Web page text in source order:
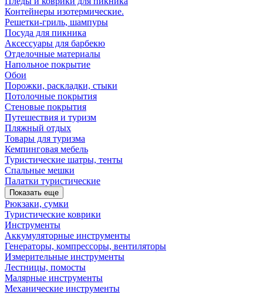
Контейнеры изотермические.
Решетки-гриль, шампуры
Посуда для пикника
Аксессуары для барбекю
Отделочные материалы
Напольное покрытие
Обои
Порожки, раскладки, стыки
Потолочные покрытия
Стеновые покрытия
Путешествия и туризм
Пляжный отдых
Товары для туризма
Кемпинговая мебель
Туристические шатры, тенты
Спальные мешки
Палатки туристические
Показать еще
Рюкзаки, сумки
Туристические коврики
Инструменты
Аккумуляторные инструменты
Генераторы, компрессоры, вентиляторы
Измерительные инструменты
Лестницы, помосты
Малярные инструменты
Механические инструменты